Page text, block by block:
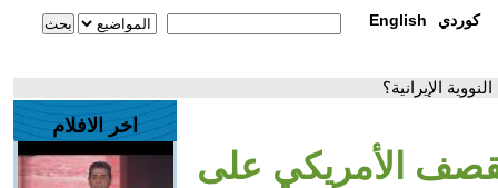
English كوردي
الإيرانية؟
الأمريكي على
اخر الافلام